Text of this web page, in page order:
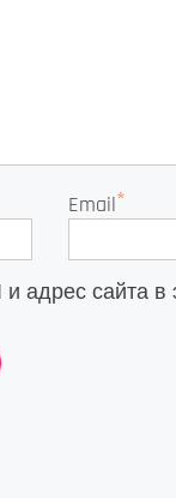
Email*
и адрес сайта